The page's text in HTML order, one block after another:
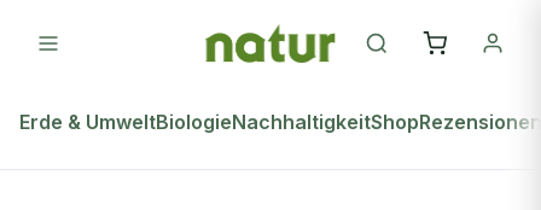
Erde & UmweltBiologieNachhaltigkeitShopRezensionen